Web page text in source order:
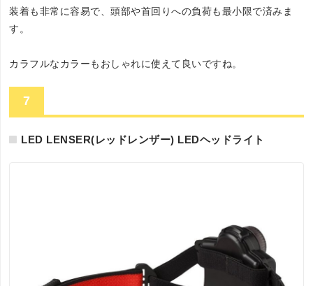
装着も非常に容易で、頭部や首回りへの負荷も最小限で済みま
す。
カラフルなカラーもおしゃれに使えて良いですね。
7
LED LENSER(レッドレンザー) LEDヘッドライト